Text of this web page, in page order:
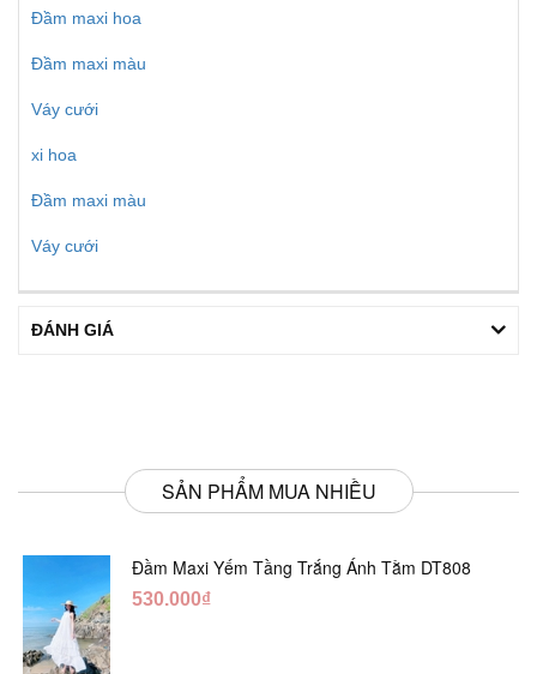
Đầm maxi hoa
Đầm maxi màu
Váy cưới
xi hoa
Đầm maxi màu
Váy cưới
ĐÁNH GIÁ
SẢN PHẨM MUA NHIỀU
Đầm Maxi Yếm Tầng Trắng Ánh Tằm DT808
530.000₫